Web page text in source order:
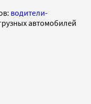
водители-
автомобилей